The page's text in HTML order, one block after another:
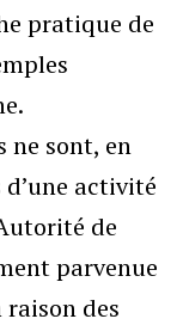
pratique de
ne sont, en
activité
de
parvenue
des